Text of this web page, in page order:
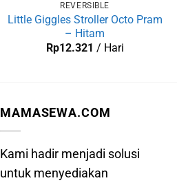
REVERSIBLE
Little Giggles Stroller Octo Pram
– Hitam
Rp12.321 / Hari
MAMASEWA.COM
Kami hadir menjadi solusi
untuk menyediakan